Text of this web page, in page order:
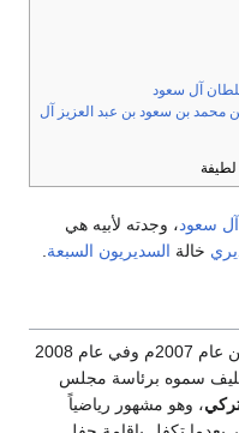
آل سعود
بن سعود بن عبد العزيز آل
، وجدته لأبيه هي
السديريون السبعة.
رأس اللجنة الرباعية لدعم النادي باللاعبين عام 2007م وفي عام 2008
سموه برئاسة مجلس
، وهو مشهور رياضياً